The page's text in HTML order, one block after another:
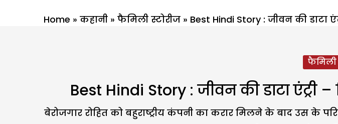
Home » कहानी » फैमिली स्टोरीज » Best Hindi Story : जीवन की डाटा
फैमिली
Best Hindi Story : जीवन की डाटा
बेरोजगार रोहित को बहुराष्ट्रीय कंपनी का करार मिलने के बाद उस के